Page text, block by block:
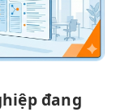
đang